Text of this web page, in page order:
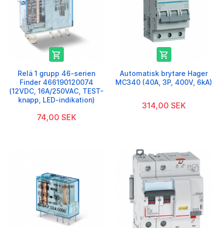

Relä 1 grupp 46-serien
Finder 466190120074
(12VDC, 16A/250VAC, TEST-
knapp, LED-indikation)
74,00 SEK

Automatisk brytare Hager
MC340 (40A, 3P, 400V, 6kA)
314,00 SEK